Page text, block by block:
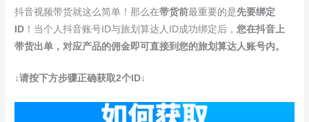
抖音视频带货就这么简单！那么在带货前最重要的是先要绑定
ID ！当个人抖音账号ID与旅划算达人ID成功绑定后，您在抖音上
带货出单， 对应产品的佣金即可直接到您的旅划算达人账号内。
↓请按下方步骤正确获取2个ID↓